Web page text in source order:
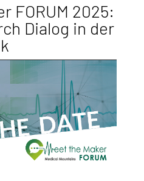
FORUM 2025:
Dialog in der